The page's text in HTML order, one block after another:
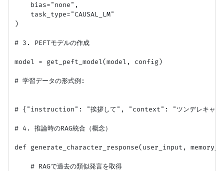
    bias="none",
    task_type="CAUSAL_LM"
)
# 3. PEFTモデルの作成
model = get_peft_model(model, config)
# 学習データの形式例:
# {"instruction": "挨拶して", "context": "ツンデレキャラ",
# 4. 推論時のRAG統合（概念）
def generate_character_response(user_input,
    # RAGで過去の類似発言を取得